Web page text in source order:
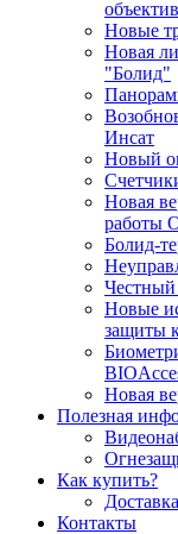
Новые
Новая
"Болид"
Инсат
Новый
Новая
работы
Болид-
Честный
Новые
защиты
Новая
Полезная
Как купить?
Доставка
Контакты